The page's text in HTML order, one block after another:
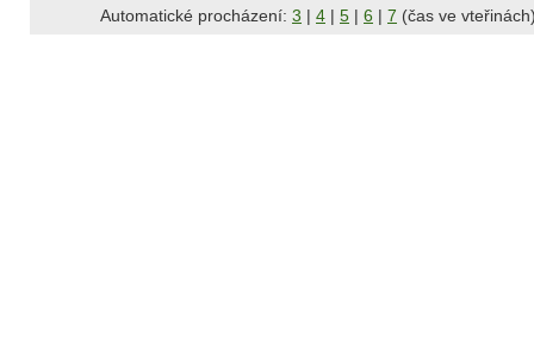
Automatické procházení: 3 | 4 | 5 | 6 | 7 (čas ve